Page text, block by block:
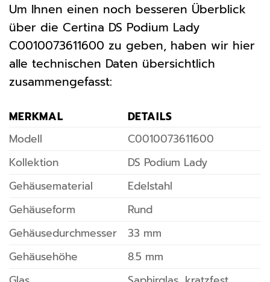
Um Ihnen einen noch besseren Überblick
über die Certina DS Podium Lady
C0010073611600 zu geben, haben wir hier
alle technischen Daten übersichtlich
zusammengefasst:
MERKMAL
DETAILS
Modell
C0010073611600
Kollektion
DS Podium Lady
Gehäusematerial
Edelstahl
Gehäuseform
Rund
Gehäusedurchmesser
33 mm
Gehäusehöhe
8.5 mm